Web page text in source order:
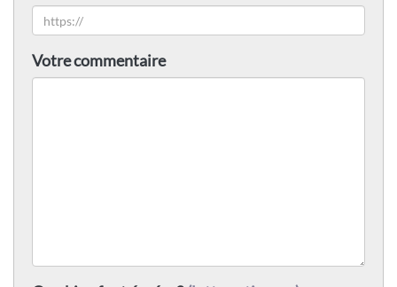
Votre commentaire